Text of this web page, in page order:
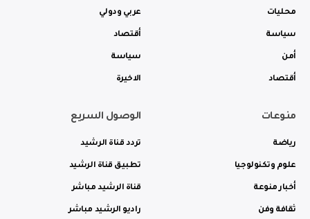
محليات
سياسة
أمن
أقتصاد
عربي ودولي
أقتصاد
سياسة
الاخيرة
منوعات
رياضة
علوم وتكنولوجيا
أخبار منوعة
ثقافة وفن
الوصول السريع
تردد قناة الرشيد
تطبيق قناة الرشيد
قناة الرشيد مباشر
راديو الرشيد مباشر